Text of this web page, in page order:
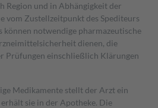
Region und in Abhängigkeit der
vom Zustellzeitpunkt des Spediteurs
können notwendige pharmazeutische
dienen, die
Prüfungen einschließlich Klärungen
Medikamente stellt der Arzt ein
sie in der Apotheke. Die